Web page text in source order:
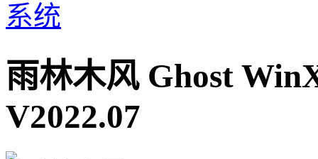
系统
雨林木风 Ghost
V2022.07